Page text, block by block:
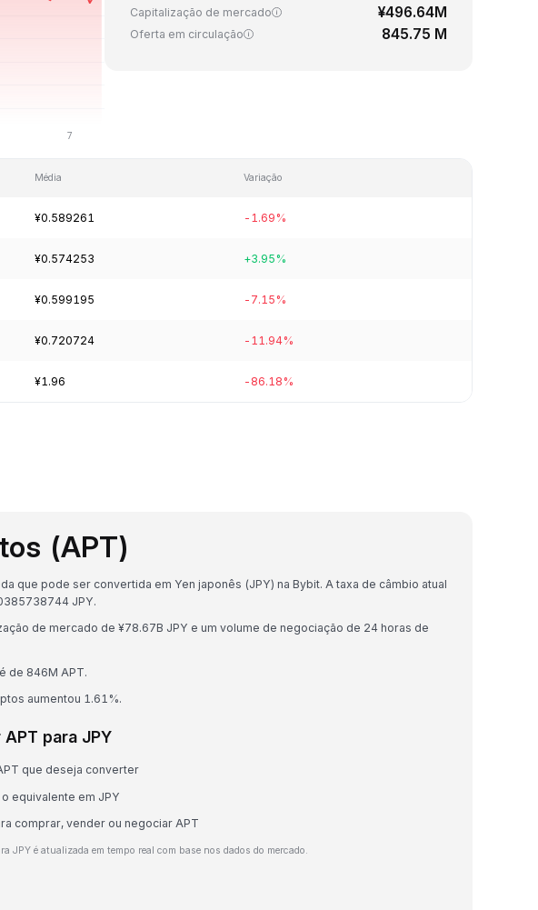
Capitalização de mercado ¥496.64M
Oferta em circulação 845.75 M
Média Variação
¥0.589261 -1.69%
¥0.574253 +3.95%
¥0.599195 -7.15%
¥0.720724 -11.94%
¥1.96 -86.18%
(APT)
que pode ser convertida em Yen japonês (JPY) na Bybit. A taxa de câmbio atual
JPY.
de mercado de ¥78.67B JPY e um volume de negociação de 24 horas de
de 846M APT.
aumentou 1.61%.
para JPY
que deseja converter
equivalente em JPY
comprar, vender ou negociar APT
JPY é atualizada em tempo real com base nos dados do mercado.